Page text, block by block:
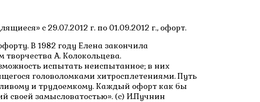
с 29.07.2012 г. по 01.09.2012 г., офорт.
В 1982 году Елена закончила
А. Колокольцева.
испытать неиспытанное; в них
головоломками хитросплетениями. Путь
и трудоемкому. Каждый офорт как бы
замысловатостью». (с) И.Пучнин